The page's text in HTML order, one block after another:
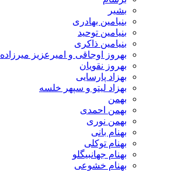
بشیر
بنیامین بهادری
بنیامین توحید
بنیامین ذاکری
بهروز اوجاقی و امیرعزیز میرزاده
بهروز نقویان
بهزاد پارسایی
بهزاد لیتو و سپهر خلسه
بهمن
بهمن احمدی
بهمن نوری
بهنام بانی
بهنام توکلی
بهنام جهانبیگلو
بهنام خشوعی